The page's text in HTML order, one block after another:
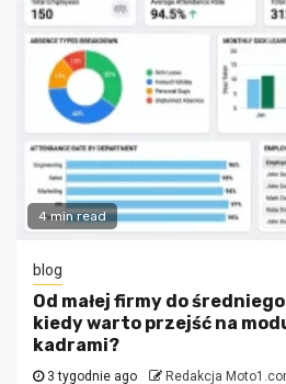
4 min read
blog
Od małej firmy do
kiedy warto przejść na
kadrami?
3 tygodnie ago Redakcja